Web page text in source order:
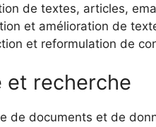
de textes, articles,
et amélioration de
et reformulation de
et recherche
de documents et de